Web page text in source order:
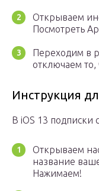
Открываем
Посмотреть
Переходим в
отключаем
Инструкция
В iOS 13 подписки
Открываем
название
Нажимаем!